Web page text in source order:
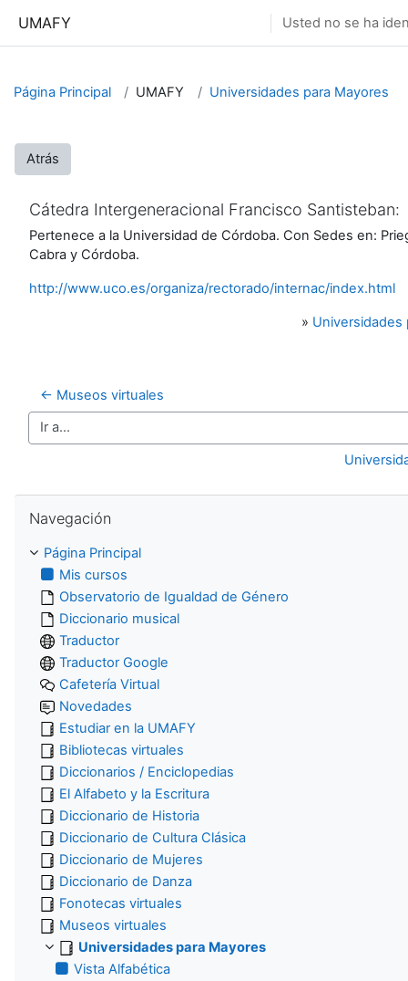
UMAFY Usted no se ha
Página Principal UMAFY Universidades para Mayores
Atrás
Cátedra Intergeneracional Francisco Santisteban:
Pertenece a la Universidad de Córdoba. Con Sedes en:
Cabra y Córdoba.
http://www.uco.es/organiza/rectorado/internac/index.html
» Universidades
← Museos virtuales
Ir a...
Navegación
Página Principal
Mis cursos
Observatorio de Igualdad de Género
Diccionario musical
Traductor
Traductor Google
Cafetería Virtual
Novedades
Estudiar en la UMAFY
Bibliotecas virtuales
Diccionarios / Enciclopedias
El Alfabeto y la Escritura
Diccionario de Historia
Diccionario de Cultura Clásica
Diccionario de Mujeres
Diccionario de Danza
Fonotecas virtuales
Museos virtuales
Universidades para Mayores
Vista Alfabética